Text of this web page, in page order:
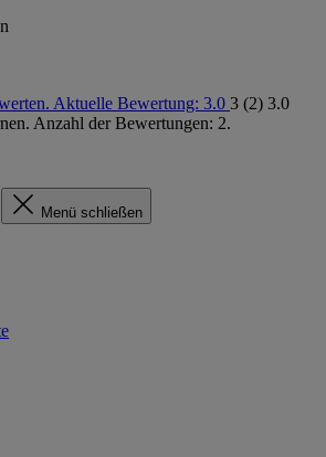
Aktuelle Bewertung: 3.0 3 (2) 3.0
Anzahl der Bewertungen: 2.
Menü schließen